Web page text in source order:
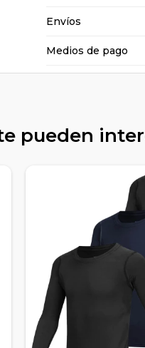
Envíos
Medios de pago
pueden